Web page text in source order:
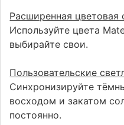
Расширенная цветовая
Используйте цвета
выбирайте свои.
Пользовательские
Синхронизируйте
восходом и закатом
постоянно.